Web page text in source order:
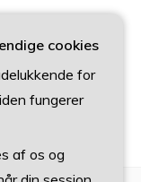
cookies
for
fungerer
af os og